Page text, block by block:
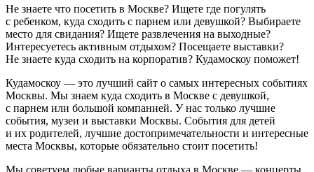
Не знаете что посетить в Москве? Ищете где погулять
с ребенком, куда сходить с парнем или девушкой? Выбираете
место для свидания? Ищете развлечения на выходные?
Интересуетесь активным отдыхом? Посещаете выставки?
Не знаете куда сходить на корпоратив? Кудамоскоу поможет!
Кудамоскоу — это лучший сайт о самых интересных событиях
Москвы. Мы знаем куда сходить в Москве с девушкой,
с парнем или большой компанией. У нас только лучшие
события, музеи и выставки Москвы. События для детей
и их родителей, лучшие достопримечательности и интересные
места Москвы, которые обязательно стоит посетить!
Мы советуем любые варианты отдыха в Москве — концерты,